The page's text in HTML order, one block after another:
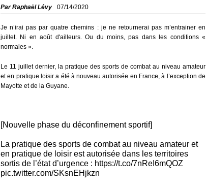
Par Raphaël Lévy 07/14/2020
Je n’irai pas par quatre chemins : je ne retournerai pas m’entrainer en
juillet. Ni en août d'ailleurs. Ou du moins, pas dans les conditions «
normales ».
Le 11 juillet dernier, la pratique des sports de combat au niveau amateur
et en pratique loisir a été à nouveau autorisée en France, à l’exception de
Mayotte et de la Guyane.
[Nouvelle phase du déconfinement sportif]
La pratique des sports de combat au niveau amateur et
en pratique de loisir est autorisée dans les territoires
sortis de l’état d’urgence : https://t.co/7nReI6mQOZ
pic.twitter.com/SKsnEHjkzn